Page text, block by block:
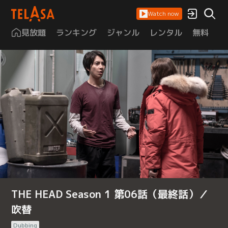
Watch now
見放題 ランキング ジャンル レンタル 無料
THE HEAD Season 1 第06話（最終話）／
吹替
Dubbing